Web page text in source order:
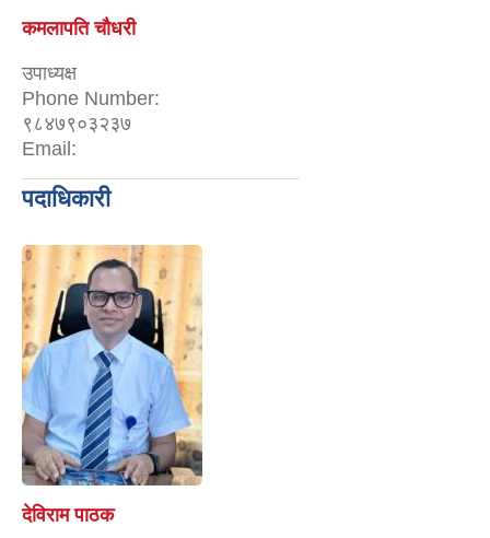
कमलापति चौधरी
उपाध्यक्ष
Phone Number:
९८४७९०३२३७
Email:
पदाधिकारी
देविराम पाठक